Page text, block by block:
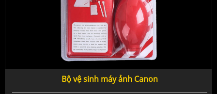
Bộ vệ sinh máy ảnh Canon